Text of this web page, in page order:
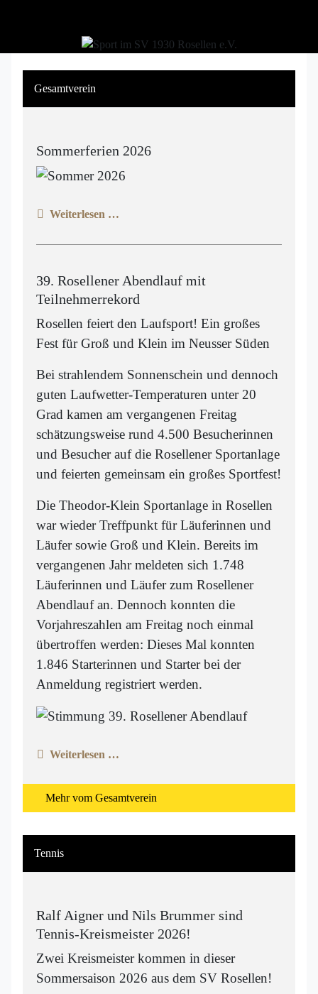
Gesamtverein
Sommerferien 2026
Weiterlesen …
39. Rosellener Abendlauf mit
Teilnehmerrekord
Rosellen feiert den Laufsport! Ein großes
Fest für Groß und Klein im Neusser Süden
Bei strahlendem Sonnenschein und dennoch
guten Laufwetter-Temperaturen unter 20
Grad kamen am vergangenen Freitag
schätzungsweise rund 4.500 Besucherinnen
und Besucher auf die Rosellener Sportanlage
und feierten gemeinsam ein großes Sportfest!
Die Theodor-Klein Sportanlage in Rosellen
war wieder Treffpunkt für Läuferinnen und
Läufer sowie Groß und Klein. Bereits im
vergangenen Jahr meldeten sich 1.748
Läuferinnen und Läufer zum Rosellener
Abendlauf an. Dennoch konnten die
Vorjahreszahlen am Freitag noch einmal
übertroffen werden: Dieses Mal konnten
1.846 Starterinnen und Starter bei der
Anmeldung registriert werden.
Weiterlesen …
Mehr vom Gesamtverein
Tennis
Ralf Aigner und Nils Brummer sind
Tennis-Kreismeister 2026!
Zwei Kreismeister kommen in dieser
Sommersaison 2026 aus dem SV Rosellen!